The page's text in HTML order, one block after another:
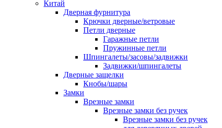
Китай
Дверная фурнитура
Крючки дверные/ветровые
Петли дверные
Гаражные петли
Пружинные петли
Шпингалеты/засовы/задвижки
Задвижки/шпингалеты
Дверные защелки
Кнобы/шары
Замки
Врезные замки
Врезные замки без ручек
Врезные замки без ручек